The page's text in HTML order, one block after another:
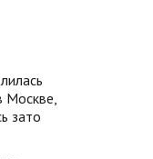
Москве,
зато